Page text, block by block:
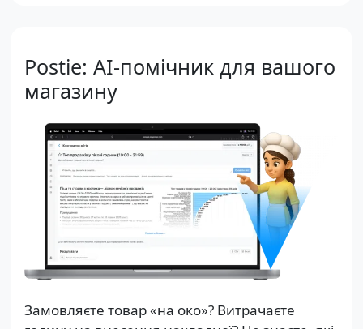
Postie: AI-помічник для вашого
магазину
Замовляєте товар «на око»? Витрачаєте